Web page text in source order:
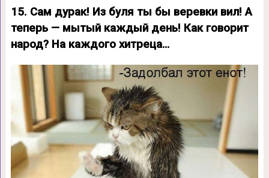
15. Сам дурак! Из буля ты бы веревки вил! А
теперь — мытый каждый день! Как говорит
народ? На каждого хитреца…